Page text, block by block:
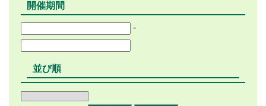
開催期間
-
並び順